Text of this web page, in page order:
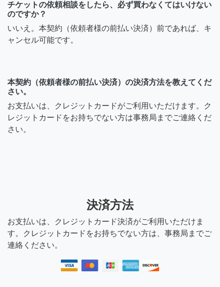
チケットの依頼相談をしたら、必ず買わなくてはいけない
のですか？
いいえ。本契約（依頼者様の前払い決済）前であれば、キ
ャンセル可能です。
本契約（依頼者様の前払い決済）の決済方法を教えてくだ
さい。
お支払いは、クレジットカードがご利用いただけます。ク
レジットカードをお持ちでない方は事務局までご連絡くだ
さい。
決済方法
お支払いは、クレジットカード決済がご利用いただけま
す。クレジットカードをお持ちでない方は、事務局までご
連絡ください。